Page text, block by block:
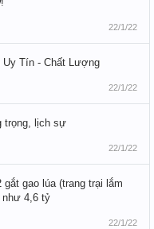
22/1/22
Uy Tín - Chất Lượng
22/1/22
trọng, lịch sự
22/1/22
gao lúa (trang trại lắm
như 4,6 tỷ
22/1/22